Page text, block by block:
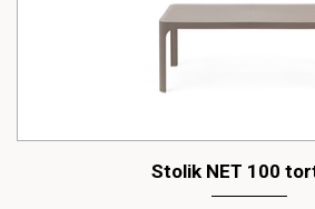
Stolik NET 100